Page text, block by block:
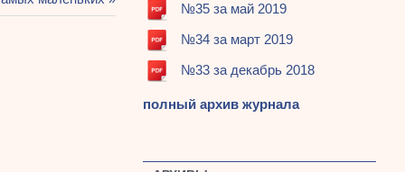
№35 за май 2019
№34 за март 2019
№33 за декабрь 2018
полный архив журнала